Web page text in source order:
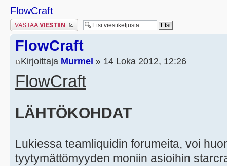
FlowCraft
Lähetä vastaus
FlowCraft
Kirjoittaja Murmel » 14 Loka 2012, 12:26
FlowCraft
LÄHTÖKOHDAT
Lukiessa teamliquidin forumeita, voi
tyytymättömyyden moniin asioihin